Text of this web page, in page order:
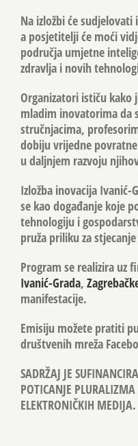
Na izložbi će sudjelovati
a posjetitelji će moći
područja umjetne
zdravlja i novih
Organizatori ističu kako
mladim inovatorima da
stručnjacima,
dobiju vrijedne
u daljnjem razvoju
Izložba inovacija
se kao događanje koje
tehnologiju i
pruža priliku za
Program se realizira uz
Ivanić-Grada,
manifestacije.
Emisiju možete pratiti
društvenih mreža
SADRŽAJ JE
POTICANJE
ELEKTRONIČKIH MEDIJA.